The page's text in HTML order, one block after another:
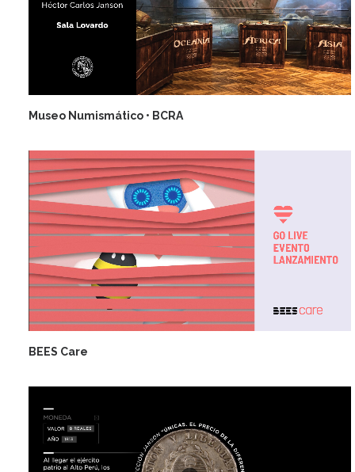
Museo Numismático • BCRA
BEES Care